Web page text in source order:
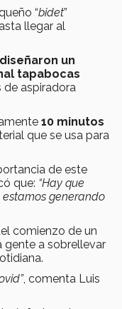
“bidet”
llegar al
diseñaron un
tapabocas
aspiradora
10 minutos
que se usa para
de este
que: “Hay que
generando
comienzo de un
a sobrellevar
, comenta Luis